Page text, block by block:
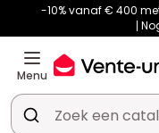
-10% vanaf € 400
Menu